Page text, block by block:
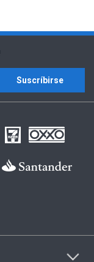
Suscríbirse